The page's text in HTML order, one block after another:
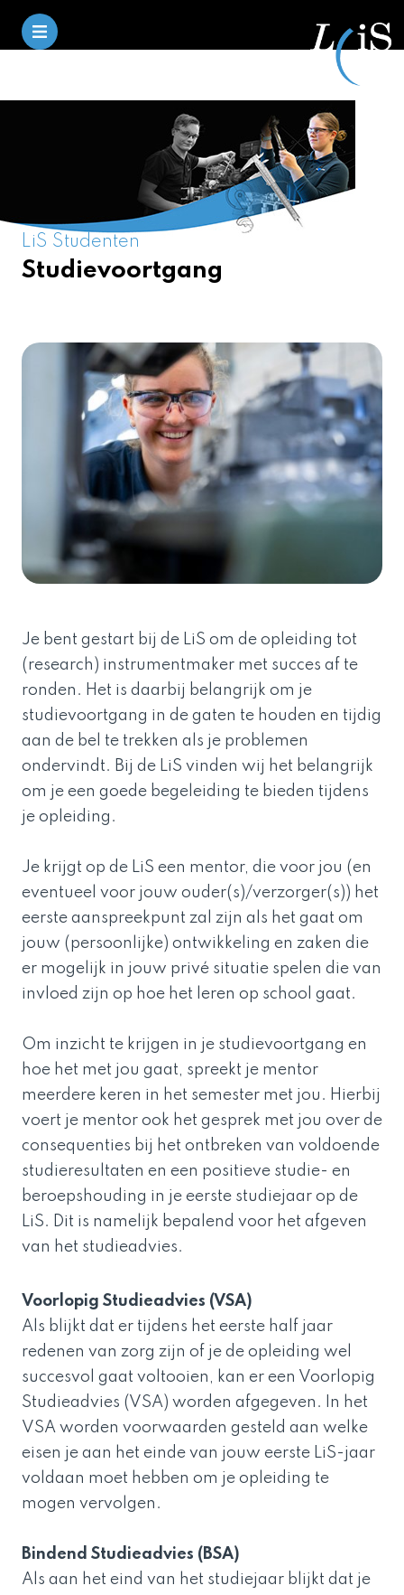
LiS Studenten
Studievoortgang
Je bent gestart bij de LiS om de opleiding tot
(research) instrumentmaker met succes af te
ronden. Het is daarbij belangrijk om je
studievoortgang in de gaten te houden en tijdig
aan de bel te trekken als je problemen
ondervindt. Bij de LiS vinden wij het belangrijk
om je een goede begeleiding te bieden tijdens
je opleiding.
Je krijgt op de LiS een mentor, die voor jou (en
eventueel voor jouw ouder(s)/verzorger(s)) het
eerste aanspreekpunt zal zijn als het gaat om
jouw (persoonlijke) ontwikkeling en zaken die
er mogelijk in jouw privé situatie spelen die van
invloed zijn op hoe het leren op school gaat.
Om inzicht te krijgen in je studievoortgang en
hoe het met jou gaat, spreekt je mentor
meerdere keren in het semester met jou. Hierbij
voert je mentor ook het gesprek met jou over de
consequenties bij het ontbreken van voldoende
studieresultaten en een positieve studie- en
beroepshouding in je eerste studiejaar op de
LiS. Dit is namelijk bepalend voor het afgeven
van het studieadvies.
Voorlopig Studieadvies (VSA)
Als blijkt dat er tijdens het eerste half jaar
redenen van zorg zijn of je de opleiding wel
succesvol gaat voltooien, kan er een Voorlopig
Studieadvies (VSA) worden afgegeven. In het
VSA worden voorwaarden gesteld aan welke
eisen je aan het einde van jouw eerste LiS-jaar
voldaan moet hebben om je opleiding te
mogen vervolgen.
Bindend Studieadvies (BSA)
Als aan het eind van het studiejaar blijkt dat je